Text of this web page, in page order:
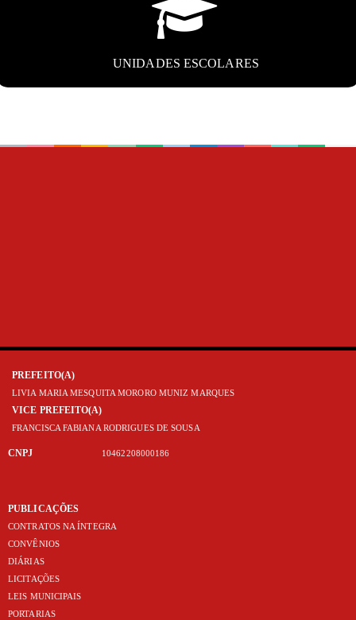
UNIDADES ESCOLARES
PREFEITO(A)
LIVIA MARIA MESQUITA MORORO MUNIZ MARQUES
VICE PREFEITO(A)
FRANCISCA FABIANA RODRIGUES DE SOUSA
CNPJ 10462208000186
PUBLICAÇÕES
CONTRATOS NA ÍNTEGRA
CONVÊNIOS
DIÁRIAS
LICITAÇÕES
LEIS MUNICIPAIS
PORTARIAS